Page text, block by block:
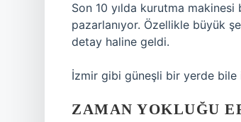
Son 10 yılda kurutma makinesi
pazarlanıyor. Özellikle büyük
detay haline geldi.
İzmir gibi güneşli bir yerde bile
ZAMAN YOKLUĞU